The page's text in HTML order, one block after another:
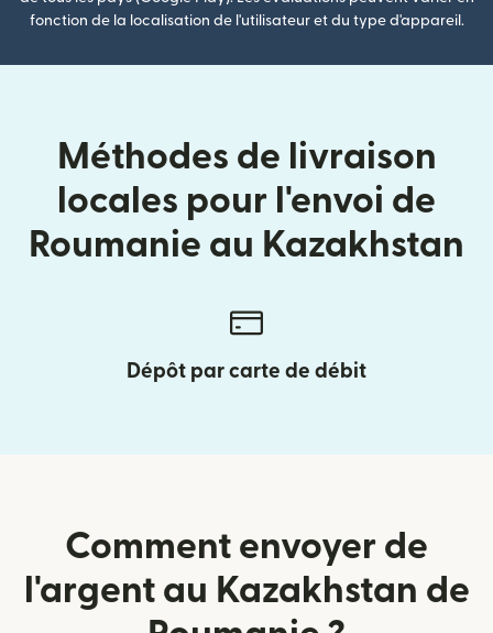
fonction de la localisation de l'utilisateur et du type d'appareil.
Méthodes de livraison
locales pour l'envoi de
Roumanie au Kazakhstan
Dépôt par carte de débit
Comment envoyer de
l'argent au Kazakhstan de